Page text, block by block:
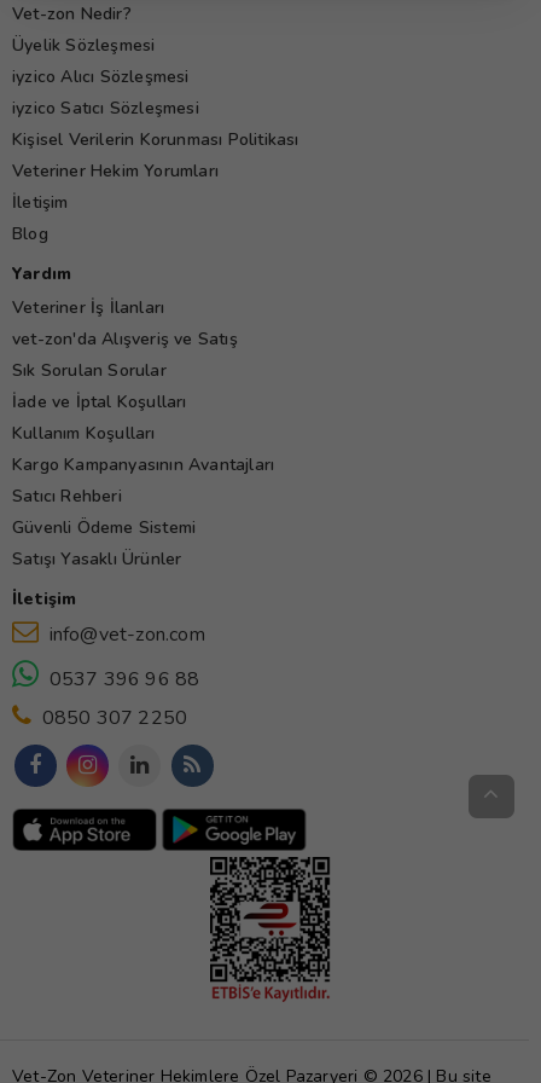
Vet-zon Nedir?
Üyelik Sözleşmesi
iyzico Alıcı Sözleşmesi
iyzico Satıcı Sözleşmesi
Kişisel Verilerin Korunması Politikası
Veteriner Hekim Yorumları
İletişim
Blog
Yardım
Veteriner İş İlanları
vet-zon'da Alışveriş ve Satış
Sık Sorulan Sorular
İade ve İptal Koşulları
Kullanım Koşulları
Kargo Kampanyasının Avantajları
Satıcı Rehberi
Güvenli Ödeme Sistemi
Satışı Yasaklı Ürünler
İletişim
info@vet-zon.com
0537 396 96 88
0850 307 2250
Vet-Zon Veteriner Hekimlere Özel Pazaryeri © 2026 | Bu site